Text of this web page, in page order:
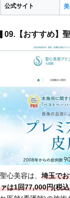
公式サイト
09.【おすすめ】
聖心美容は、 埼玉で
ァは1回77,000円(税